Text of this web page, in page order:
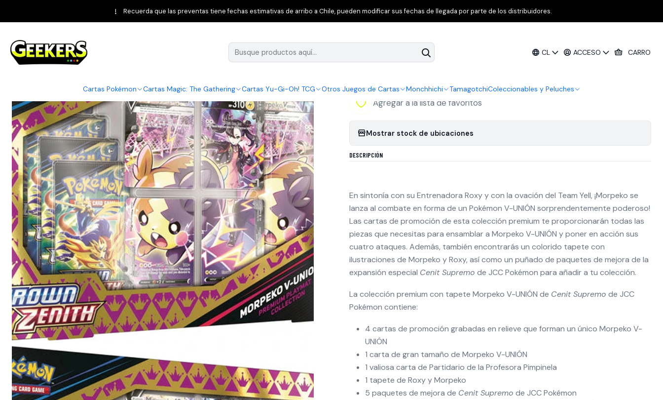
CL ACCESO CARRO
Cartas Pokémon Cartas Magic: The Gathering Cartas Yu-Gi-Oh! TCG Otros Juegos de Cartas Monchhichi TamagotchiColeccionables y Peluches
Recuerda que las preventas tiene fechas estimativas de arribo a Chile, pueden modificar sus fechas de llegada por parte de los distribuidores.
Inicio Pokémon TCG Crown Zenith Pokemon Crown Zenith Morpeko V Union Premium Playmat Collection Inglés
|
Pokemon Crown Zenith Morpeko V Union Premium
Agregar a la lista de favoritos
Mostrar stock de ubicaciones
DESCRIPCIÓN
En sintonía con su Entrenadora Roxy y con la ovación del Team Yell, ¡Morpeko se
lanza al combate en forma de un Pokémon V-UNIÓN sorprendentemente poderoso!
Las cartas de promoción de esta colección premium te proporcionarán todas las
piezas que necesitas para ensamblar a Morpeko V-UNIÓN y poner en acción sus
cuatro ataques. Además, también encontrarás un colorido tapete con
ilustraciones de Morpeko y Roxy, así como un puñado de paquetes de mejora de la
expansión especial Cenit Supremo de JCC Pokémon para añadir a tu colección.
La colección premium con tapete Morpeko V-UNIÓN de Cenit Supremo de JCC
Pokémon contiene:
4 cartas de promoción grabadas en relieve que forman un único Morpeko V-
UNIÓN
1 carta de gran tamaño de Morpeko V-UNIÓN
1 valiosa carta de Partidario de la Profesora Pimpinela
1 tapete de Roxy y Morpeko
5 paquetes de mejora de Cenit Supremo de JCC Pokémon